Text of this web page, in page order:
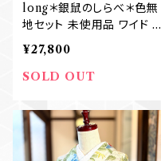
long＊銀鼠のしらべ＊色無
地セット 未使用品 ワイド 身
幅広め 浅藤紫 銀鼠 グレー
礼装 七五三 卒業式 入学式
色無地+袋帯 B734
¥27,800
SOLD OUT